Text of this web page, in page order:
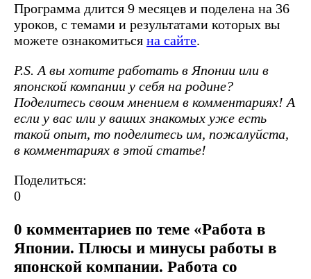
Программа длится 9 месяцев и поделена на 36
уроков, с темами и результатами которых вы
можете ознакомиться на сайте.‍
P.S. А вы хотите работать в Японии или в
японской компании у себя на родине?
Поделитесь своим мнением в комментариях! А
если у вас или у ваших знакомых уже есть
такой опыт, то поделитесь им, пожалуйста,
в комментариях в этой статье!
Поделиться:
0
0 комментариев по теме «Работа в
Японии. Плюсы и минусы работы в
японской компании. Работа со